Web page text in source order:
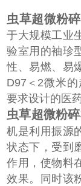
虫草超微粉
于大规模工业
验室用的袖珍
性、易燃、易
D97 ＜ 2微米
要求设计的医
虫草超微粉
机是利用振源
状态下，受到
作用，使物料
效果。同时该